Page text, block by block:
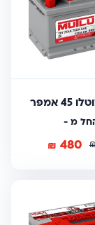
אמפר
מ -
480
₪